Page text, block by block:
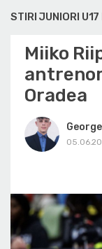
STIRI JUNIORI U17
Miiko
Oradea